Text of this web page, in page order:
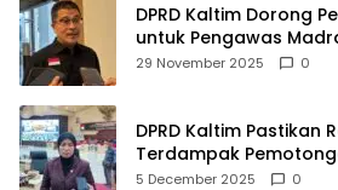
DPRD Kaltim Dorong
untuk Pengawas
Agama
29 November 2025 0
DPRD Kaltim Pastikan
Terdampak
Pusat
5 December 2025 0